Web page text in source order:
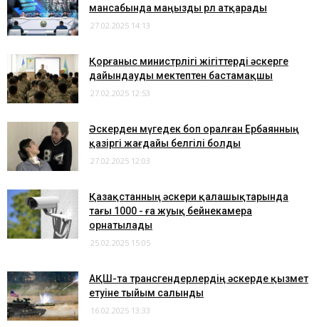
мансабында маңызды рөл атқарады
27.02.2025 14:13
Қорғаныс министрлігі жігіттерді әскерге
дайындауды мектептен бастамақшы
27.02.2025 12:53
Әскерден мүгедек боп оралған Ербаянның
қазіргі жағдайы белгілі болды
27.02.2025 12:03
Қазақстанның әскери қалашықтарында
тағы 1000 - ға жуық бейнекамера
орнатылады
25.02.2025 15:05
АҚШ-та трансгендерлердің әскерде қызмет
етуіне тыйым салынды
16.02.2025 13:33